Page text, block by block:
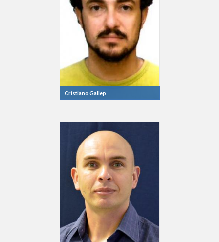
Cristiano Gallep